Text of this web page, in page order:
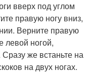
вверх под углом
правую ногу вниз,
Верните правую
левой ногой,
же встаньте на
на двух ногах.